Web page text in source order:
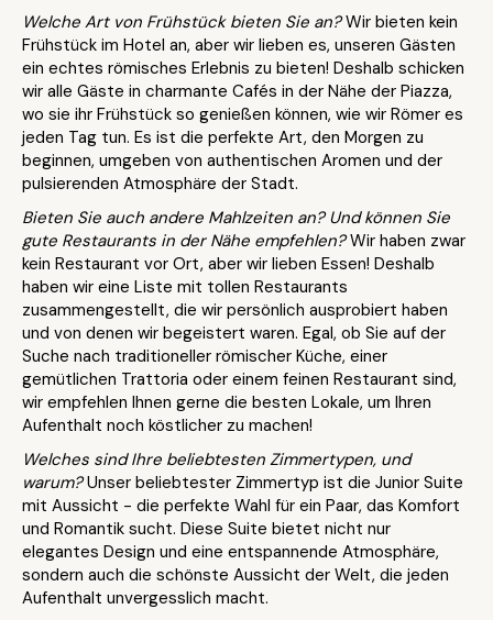
Welche Art von Frühstück bieten Sie an?Wir bieten kein
Frühstück im Hotel an, aber wir lieben es, unseren Gästen
ein echtes römisches Erlebnis zu bieten! Deshalb schicken
wir alle Gäste in charmante Cafés in der Nähe der Piazza,
wo sie ihr Frühstück so genießen können, wie wir Römer es
jeden Tag tun. Es ist die perfekte Art, den Morgen zu
beginnen, umgeben von authentischen Aromen und der
pulsierenden Atmosphäre der Stadt.
Bieten Sie auch andere Mahlzeiten an? Und können Sie
gute Restaurants in der Nähe empfehlen?Wir haben zwar
kein Restaurant vor Ort, aber wir lieben Essen! Deshalb
haben wir eine Liste mit tollen Restaurants
zusammengestellt, die wir persönlich ausprobiert haben
und von denen wir begeistert waren. Egal, ob Sie auf der
Suche nach traditioneller römischer Küche, einer
gemütlichen Trattoria oder einem feinen Restaurant sind,
wir empfehlen Ihnen gerne die besten Lokale, um Ihren
Aufenthalt noch köstlicher zu machen!
Welches sind Ihre beliebtesten Zimmertypen, und
warum?Unser beliebtester Zimmertyp ist die Junior Suite
mit Aussicht - die perfekte Wahl für ein Paar, das Komfort
und Romantik sucht. Diese Suite bietet nicht nur
elegantes Design und eine entspannende Atmosphäre,
sondern auch die schönste Aussicht der Welt, die jeden
Aufenthalt unvergesslich macht.